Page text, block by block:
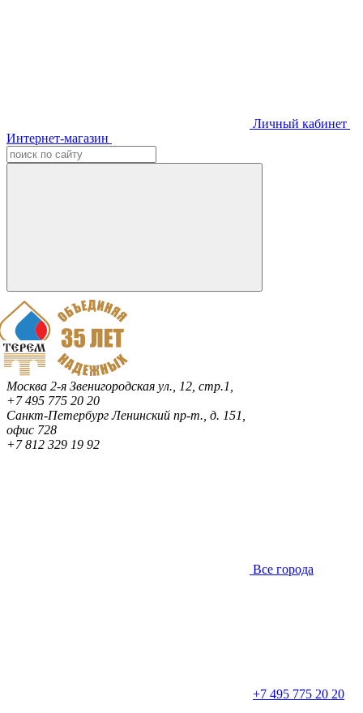
Личный кабинет
Интернет-магазин
Москва 2-я Звенигородская ул., 12, стр.1,
+7 495 775 20 20
Санкт-ПетербургЛенинский пр-т., д. 151,
офис 728
+7 812 329 19 92
Все города
+7 495 775 20 20